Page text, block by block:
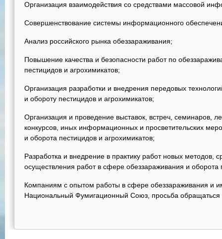
Организация взаимодействия со средствами массовой
Совершенствование системы информационного
Анализ российского рынка обеззараживания;
Повышение качества и безопасности работ по
пестицидов и агрохимикатов;
Организация разработки и внедрения передовых
и обороту пестицидов и агрохимикатов;
Организация и проведение выставок, встреч, семинаров,
конкурсов, иных информационных и просветительских
и оборота пестицидов и агрохимикатов;
Разработка и внедрение в практику работ новых методов,
осуществления работ в сфере обеззараживания и оборота
Компаниям с опытом работы в сфере обеззараживания и
Национальный Фумигационный Союз, просьба